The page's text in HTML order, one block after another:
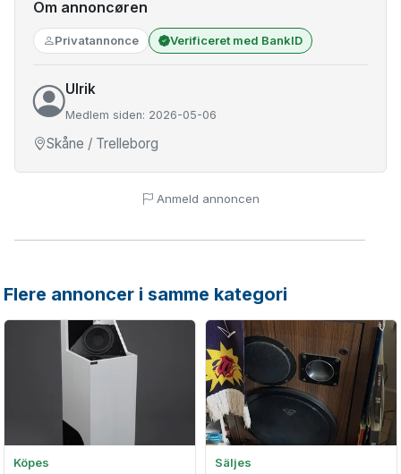
Om annoncøren
Privatannonce Verificeret med BankID
Ulrik
Medlem siden: 2026-05-06
Skåne / Trelleborg
Anmeld annoncen
Flere annoncer i samme kategori
Köpes Säljes